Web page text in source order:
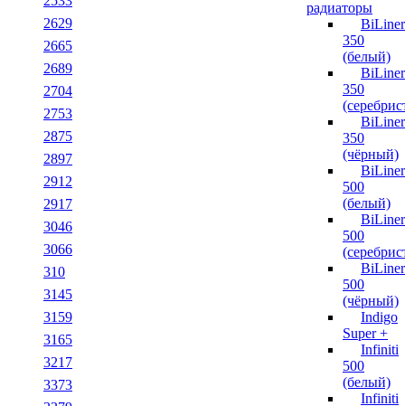
радиаторы
BiLiner
350
(белый)
BiLiner
350
BiLiner
350
(чёрный)
BiLiner
500
(белый)
BiLiner
500
BiLiner
500
(чёрный)
Indigo
Super +
Infiniti
500
(белый)
Infiniti
2629
2665
2689
2704
2753
2875
2897
2912
2917
3046
3066
310
3145
3159
3165
3217
3373